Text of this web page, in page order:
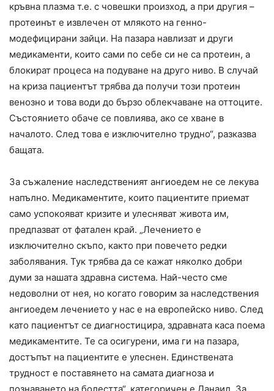
кръвна плазма т.е. с човешки произход, а при другия –
протеинът е извлечен от млякото на генно-
модефицирани зайци. На пазара навлизат и други
медикаменти, които сами по себе си не са протеин, а
блокират процеса на подуване на друго ниво. В случай
на криза пациентът трябва да получи този протеин
венозно и това води до бързо облекчаване на оттоците.
Състоянието обаче се повлиява, ако се хване в
началото. След това е изключително трудно“, разказва
бащата.
За съжаление наследственият ангиоедем не се лекува
напълно. Медикаментите, които пациентите приемат
само успокояват кризите и улесняват живота им,
предпазват от фатален край. „Лечението е
изключително скъпо, както при повечето редки
заболявания. Тук трябва да се кажат няколко добри
думи за нашата здравна система. Най-често сме
недоволни от нея, но когато говорим за наследствения
ангиоедем лечението у нас е на европейско ниво. След
като пациентът се диагностицира, здравната каса поема
медикаментите. Те са осигурени, има ги на пазара,
достъпът на пациентите е улеснен. Единствената
трудност е поставянето на самата диагноза и